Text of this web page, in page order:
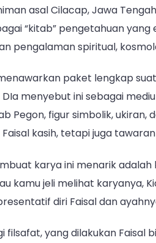
asal Cilacap, Jawa
“kitab” pengetahuan
pengalaman spiritual,
paket lengkap
menyebut ini sebagai
Pegon, figur simbolik,
kasih, tetapi juga
karya ini menarik
kamu jeli melihat karyanya,
diri Faisal dan
filsafat, yang dilakukan Faisal